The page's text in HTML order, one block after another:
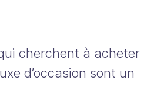
cherchent à acheter
d’occasion sont un